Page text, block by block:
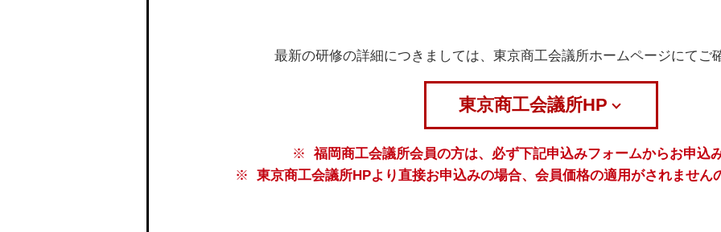
最新の研修の詳細につきましては、東京商工会議所ホームページにてご
東京商工会議所HP
福岡商工会議所会員の方は、必ず下記申込みフォームからお申込
東京商工会議所HPより直接お申込みの場合、会員価格の適用がされません